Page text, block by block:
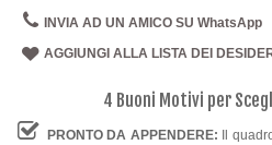
INVIA AD UN AMICO SU WhatsApp
AGGIUNGI ALLA LISTA DEI
4 Buoni Motivi per
PRONTO DA APPENDERE:
Il